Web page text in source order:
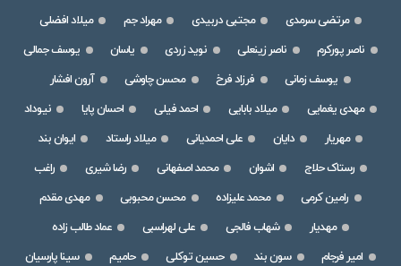
مرتضی سرمدی
مجتبی دربیدی مهراد جم
میلاد افضلی
ناصر پورکرم
ناصر زینعلی نوید زردی یاسان
یوسف جمالی
یوسف زمانی
فرزاد فرخ محسن چاوشی
آرون افشار
مهدی یغمایی
میلاد بابایی احمد فیلی احسان پایا
نیوداد
مهریار
دایان علی احمدیانی میلاد راستاد
ایوان بند
رستاک حلاج
اشوان محمد اصفهانی رضا شیری
راغب
رامین کرمی
محمد علیزاده محسن محبوبی
مهدی مقدم
مهدیار
شهاب فالجی علی لهراسبی
عماد طالب زاده
امیر فرجام
سون بند حسین توکلی حامیم
سینا پارسیان